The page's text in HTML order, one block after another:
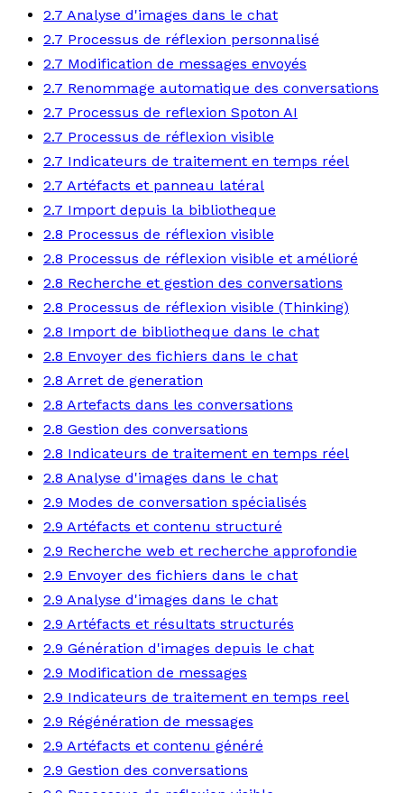
2.7 Analyse d'images dans le chat
2.7 Processus de réflexion personnalisé
2.7 Modification de messages envoyés
2.7 Renommage automatique des conversations
2.7 Processus de reflexion Spoton AI
2.7 Processus de réflexion visible
2.7 Indicateurs de traitement en temps réel
2.7 Artéfacts et panneau latéral
2.7 Import depuis la bibliotheque
2.8 Processus de réflexion visible
2.8 Processus de réflexion visible et amélioré
2.8 Recherche et gestion des conversations
2.8 Processus de réflexion visible (Thinking)
2.8 Import de bibliotheque dans le chat
2.8 Envoyer des fichiers dans le chat
2.8 Arret de generation
2.8 Artefacts dans les conversations
2.8 Gestion des conversations
2.8 Indicateurs de traitement en temps réel
2.8 Analyse d'images dans le chat
2.9 Modes de conversation spécialisés
2.9 Artéfacts et contenu structuré
2.9 Recherche web et recherche approfondie
2.9 Envoyer des fichiers dans le chat
2.9 Analyse d'images dans le chat
2.9 Artéfacts et résultats structurés
2.9 Génération d'images depuis le chat
2.9 Modification de messages
2.9 Indicateurs de traitement en temps reel
2.9 Régénération de messages
2.9 Artéfacts et contenu généré
2.9 Gestion des conversations